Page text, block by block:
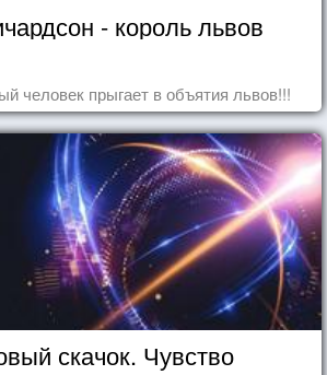
- король львов
человек прыгает в объятия львов!!!
скачок. Чувство